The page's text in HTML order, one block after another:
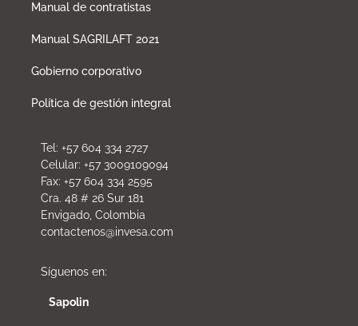
Manual de contratistas
Manual SAGRILAFT 2021
Gobierno corporativo
Política de gestión integral
Tel: +57 604 334 2727
Celular: +57 3009109094
Fax: +57 604 334 2595
Cra. 48 # 26 Sur 181
Envigado, Colombia
contactenos@invesa.com
Síguenos en:
Sapolin